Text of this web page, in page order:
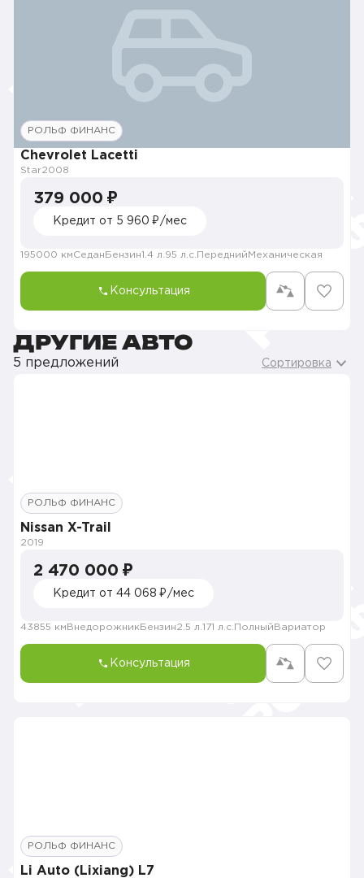
РОЛЬФ ФИНАНС
Chevrolet Lacetti
Star2008
379 000 ₽
Кредит от 5 960 ₽/мес
195000 кмСедан Бензин1.4 л. 95 л.с. Передний Механическая
Консультация
ДРУГИЕ АВТО
5 предложений Сортировка
РОЛЬФ ФИНАНС
Nissan X-Trail
2019
2 470 000 ₽
Кредит от 44 068 ₽/мес
43855 км Внедорожник Бензин2.5 л. 171 л.с. Полный Вариатор
Консультация
РОЛЬФ ФИНАНС
Li Auto (Lixiang) L7